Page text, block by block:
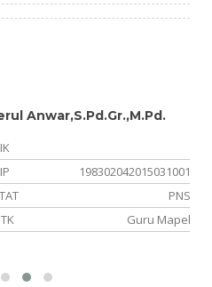
Anwar,S.Pd.Gr.,M.Pd.
198302042015031001
PNS
Guru Mapel